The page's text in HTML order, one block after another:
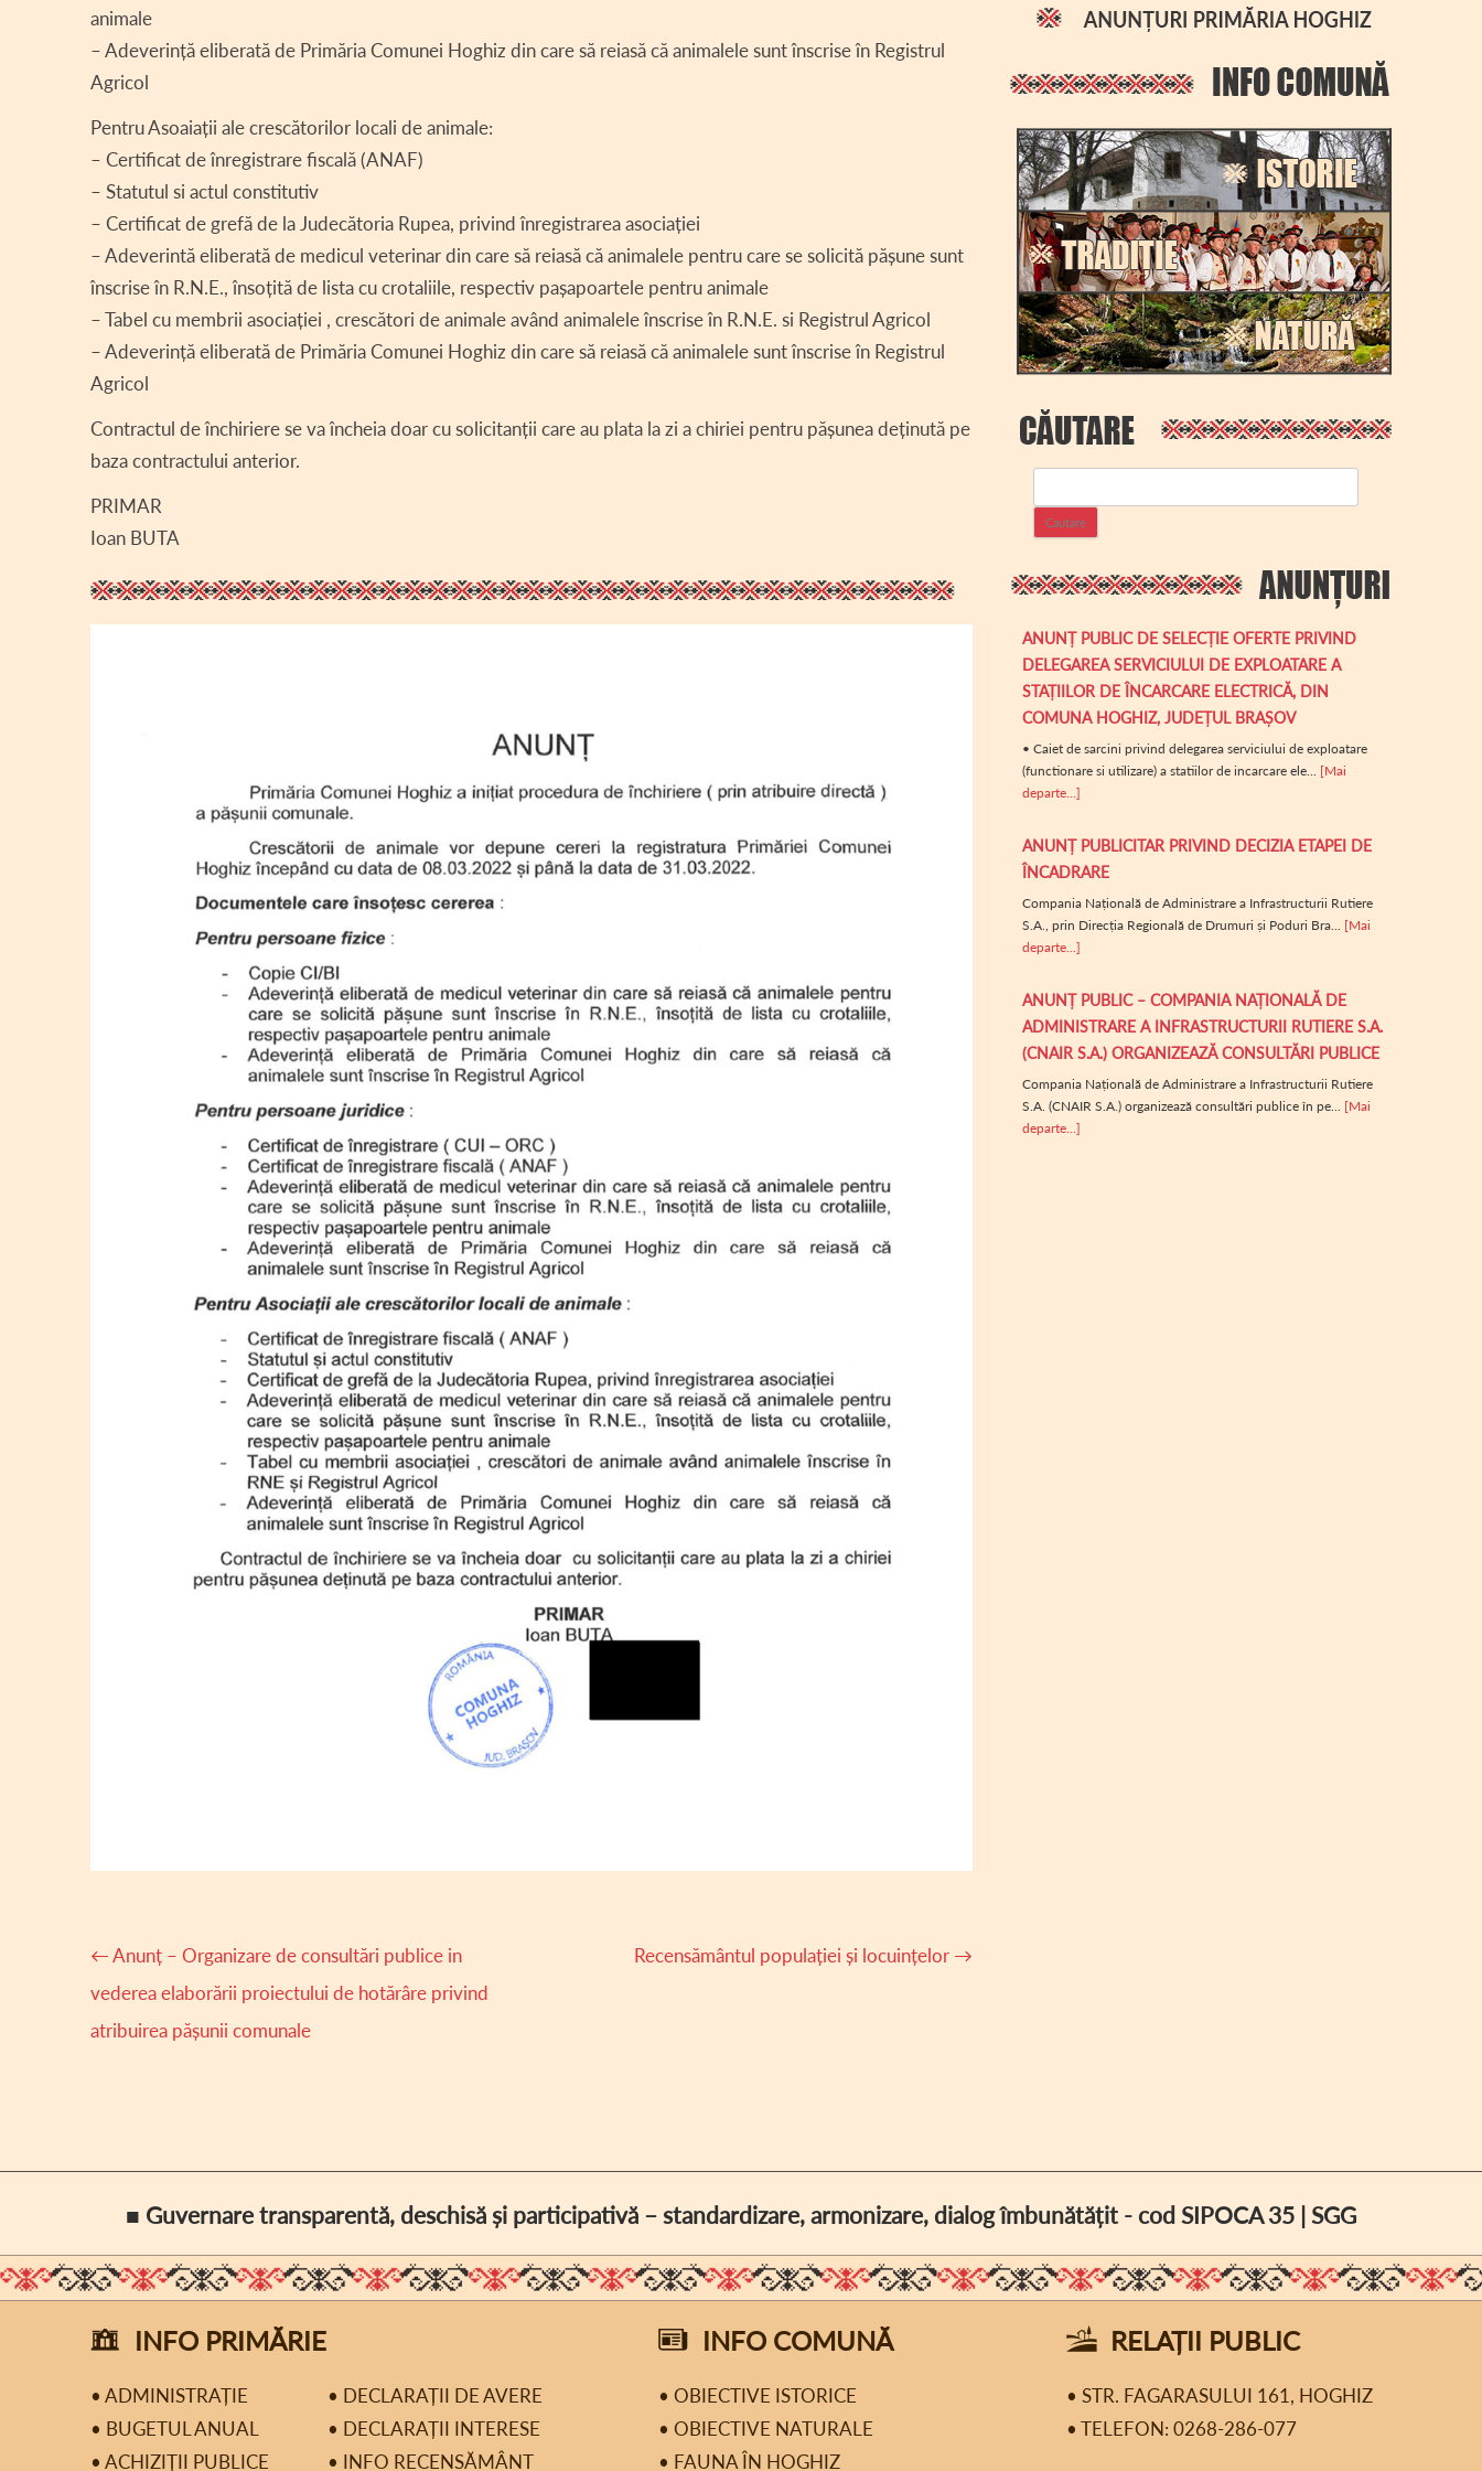
animale
– Adeverință eliberată de Primăria Comunei Hoghiz din care să reiasă că animalele sunt înscrise în Registrul
Agricol
Pentru Asoaiații ale crescătorilor locali de animale:
– Certificat de înregistrare fiscală (ANAF)
– Statutul si actul constitutiv
– Certificat de grefă de la Judecătoria Rupea, privind înregistrarea asociației
– Adeverintă eliberată de medicul veterinar din care să reiasă că animalele pentru care se solicită pășune sunt
înscrise în R.N.E., însoțită de lista cu crotaliile, respectiv pașapoartele pentru animale
– Tabel cu membrii asociației , crescători de animale având animalele înscrise în R.N.E. si Registrul Agricol
– Adeverință eliberată de Primăria Comunei Hoghiz din care să reiasă că animalele sunt înscrise în Registrul
Agricol
Contractul de închiriere se va încheia doar cu solicitanții care au plata la zi a chiriei pentru pășunea deținută pe
baza contractului anterior.
PRIMAR
Ioan BUTA
Navigare
articole
←Anunț – Organizare de consultări publice in
vederea elaborării proiectului de hotărâre privind
atribuirea pășunii comunale
Recensământul populației și locuințelor →
ANUNȚ PUBLIC DE SELECȚIE OFERTE PRIVIND
DELEGAREA SERVICIULUI DE EXPLOATARE A
STAȚIILOR DE ÎNCARCARE ELECTRICĂ, DIN
COMUNA HOGHIZ, JUDEȚUL BRAȘOV
• Caiet de sarcini privind delegarea serviciului de exploatare
(functionare si utilizare) a statiilor de incarcare ele... [Mai
departe...]
ANUNȚ PUBLICITAR PRIVIND DECIZIA ETAPEI DE
ÎNCADRARE
Compania Națională de Administrare a Infrastructurii Rutiere
S.A., prin Direcția Regională de Drumuri și Poduri Bra... [Mai
departe...]
ANUNȚ PUBLIC – COMPANIA NAȚIONALĂ DE
ADMINISTRARE A INFRASTRUCTURII RUTIERE S.A.
(CNAIR S.A.) ORGANIZEAZĂ CONSULTĂRI PUBLICE
Compania Națională de Administrare a Infrastructurii Rutiere
S.A. (CNAIR S.A.) organizează consultări publice în pe... [Mai
departe...]
■ Guvernare transparentă, deschisă și participativă – standardizare, armonizare, dialog îmbunătățit - cod SIPOCA 35 | SGG
INFO PRIMĂRIE INFO COMUNĂ RELAȚII PUBLIC
• ADMINISTRAȚIE • DECLARAȚII DE AVERE • OBIECTIVE ISTORICE
• STR. FAGARASULUI 161, HOGHIZ
• BUGETUL ANUAL
• DECLARAȚII INTERESE • OBIECTIVE NATURALE
• TELEFON: 0268-286-077
• ACHIZIȚII PUBLICE
• INFO RECENSĂMÂNT • FAUNA ÎN HOGHIZ